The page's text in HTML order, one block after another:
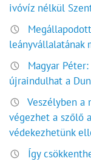
ivóvíz nélkül
leányvállalatának
Magyar
újraindulhat a
Veszélyben a
végezhet a szőlő
védekezhetünk
Így